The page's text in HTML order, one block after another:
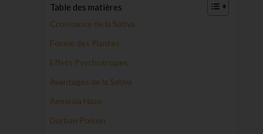
Table des matières
Croissance de la Sativa
Forme des Plantes
Effets Psychotropes
Avantages de la Sativa
Amnesia Haze
Durban Poison